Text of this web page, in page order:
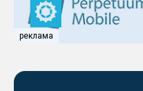
реклама